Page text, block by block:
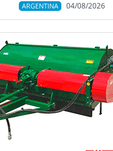
ARGENTINA 04/08/2026